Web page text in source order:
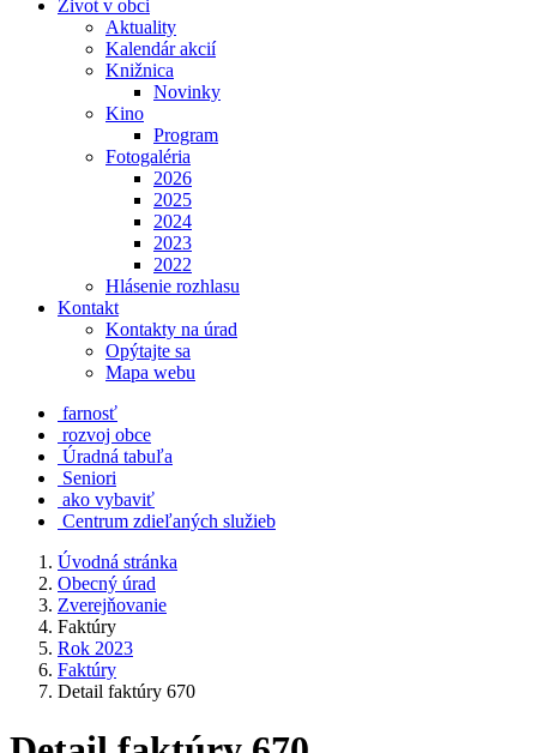
Život v obci
Aktuality
Kalendár akcií
Knižnica
Novinky
Kino
Program
Fotogaléria
2026
2025
2024
2023
2022
Hlásenie rozhlasu
Kontakt
Kontakty na úrad
Opýtajte sa
Mapa webu
farnosť
rozvoj obce
Úradná tabuľa
Seniori
ako vybaviť
Centrum zdieľaných služieb
Úvodná stránka
Obecný úrad
Zverejňovanie
Faktúry
Rok 2023
Faktúry
Detail faktúry 670